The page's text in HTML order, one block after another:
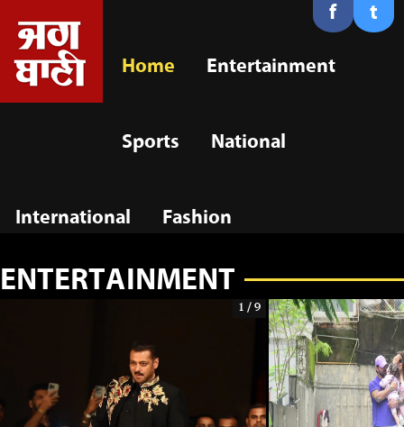
f t
Home Entertainment
Sports National
International Fashion
ENTERTAINMENT
1 / 9